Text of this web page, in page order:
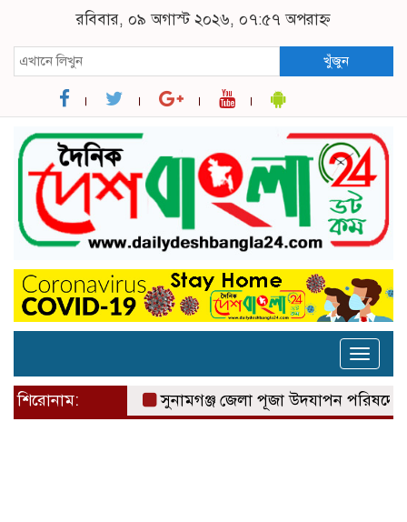
রবিবার, ০৯ অগাস্ট ২০২৬, ০৭:৫৭ অপরাহ্ন
খুঁজুন
Toggle
শিরোনাম: সুনামগঞ্জ জেলা পূজা উদযাপন পরিষদের ৮১